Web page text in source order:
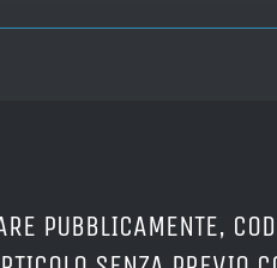
PUBBLICAMENTE,